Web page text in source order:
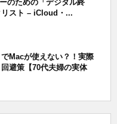
のための「デジタル終
スト – iCloud・...
Macが使えない？！実際
避策【70代夫婦の実体